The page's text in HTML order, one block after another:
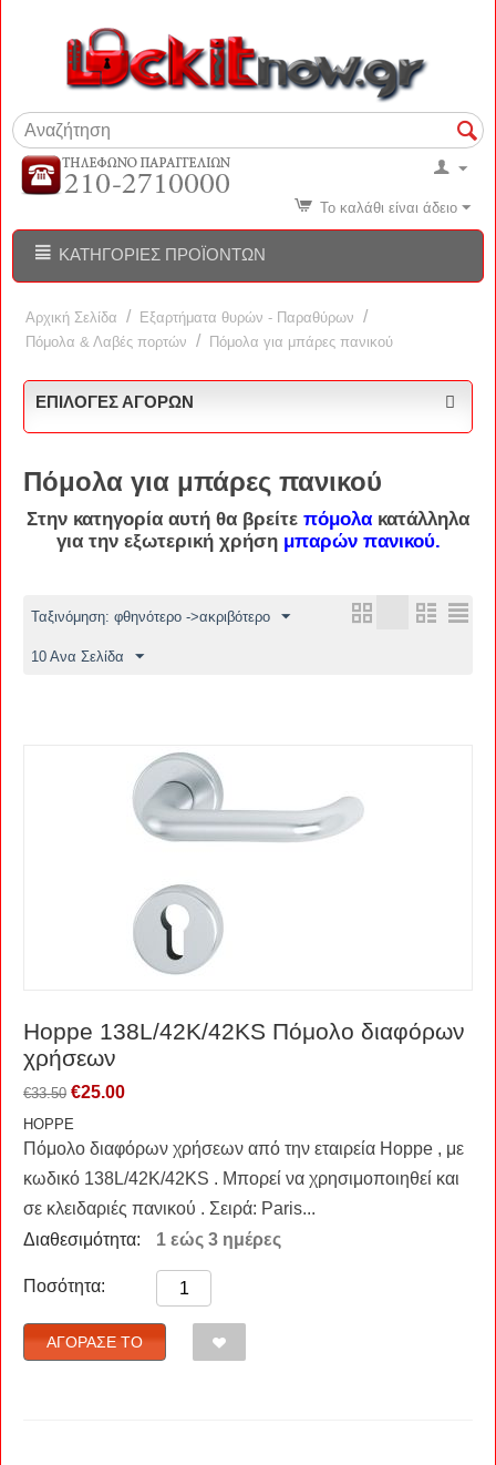
Το καλάθι είναι άδειο
ΚΑΤΗΓΟΡΊΕΣ ΠΡΟΪΌΝΤΩΝ
Αρχική Σελίδα / Εξαρτήματα θυρών - Παραθύρων /
Πόμολα & Λαβές πορτών / Πόμολα για μπάρες πανικού
ΕΠΙΛΟΓΈΣ ΑΓΟΡΏΝ
Πόμολα για μπάρες πανικού
Στην κατηγορία αυτή θα βρείτε πόμολα κατάλληλα
για την εξωτερική χρήση μπαρών πανικού.
Ταξινόμηση: φθηνότερο ->ακριβότερο
10 Ανα Σελίδα
Hoppe 138L/42K/42KS Πόμολο διαφόρων
χρήσεων
€33.50 €25.00
HOPPE
Πόμολο διαφόρων χρήσεων από την εταιρεία Hoppe , με
κωδικό 138L/42K/42KS . Μπορεί να χρησιμοποιηθεί και
σε κλειδαριές πανικού . Σειρά: Paris...
Διαθεσιμότητα:
1 εώς 3 ημέρες
Ποσότητα:
ΑΓΌΡΑΣΈ ΤΟ